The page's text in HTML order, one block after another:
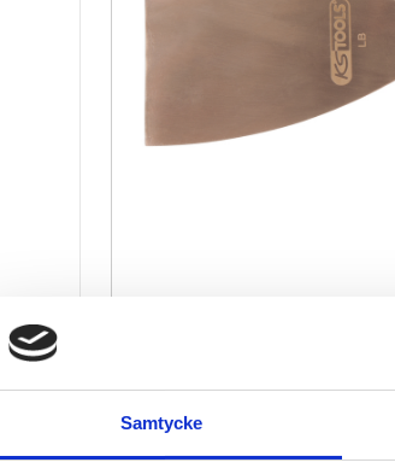
Samtycke
med trähandtag
gnistfri
explosionsskyddad